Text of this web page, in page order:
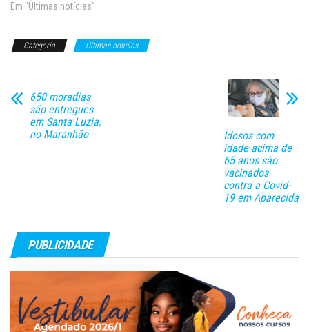
Segundo portaria publicada no
a 12 unidades da federação e
Em "Últimas notícias"
Categoria Últimas notícias
650 moradias
são entregues
em Santa Luzia,
no Maranhão
Idosos com
idade acima de
65 anos são
vacinados
contra a Covid-
19 em Aparecida
PUBLICIDADE